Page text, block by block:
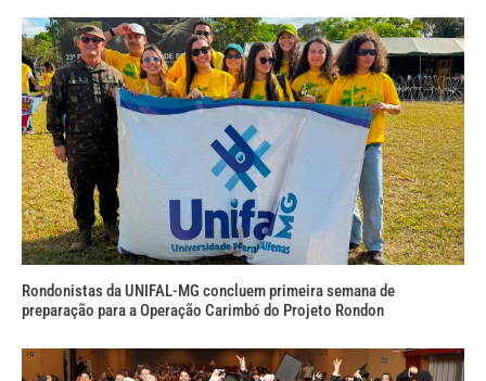
Rondonistas da UNIFAL-MG concluem primeira semana de
preparação para a Operação Carimbó do Projeto Rondon